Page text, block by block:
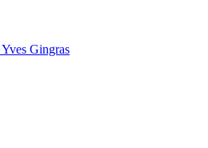
Gingras